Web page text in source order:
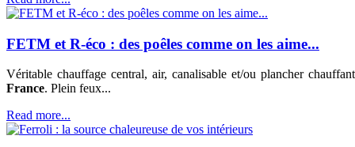
FETM et R-éco : des poêles comme on les aime...
Véritable chauffage central, air, canalisable et/ou plancher
France. Plein feux...
Read more...